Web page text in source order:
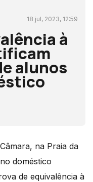
18 jul, 2023, 12:59
à
alunos
na Praia da
doméstico
de equivalência à